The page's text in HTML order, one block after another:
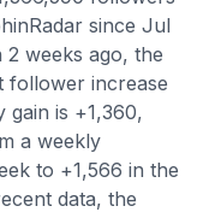
since Jul
2 weeks ago, the
follower increase
gain is +1,360,
a weekly
to +1,566 in the
data, the